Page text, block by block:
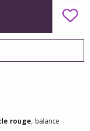
rouge, balance